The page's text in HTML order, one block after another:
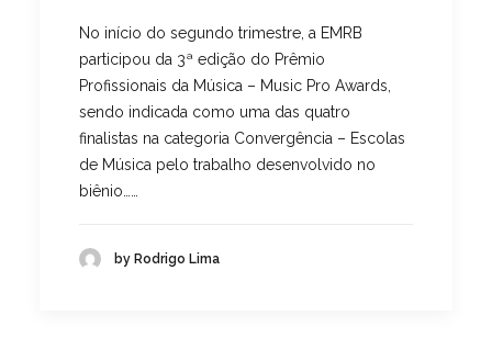
No início do segundo trimestre, a EMRB
participou da 3ª edição do Prêmio
Profissionais da Música – Music Pro Awards,
sendo indicada como uma das quatro
finalistas na categoria Convergência – Escolas
de Música pelo trabalho desenvolvido no
biênio……
by Rodrigo Lima